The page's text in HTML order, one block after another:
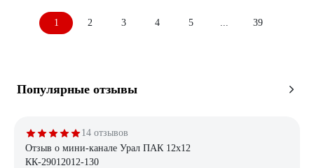
1 2 3 4 5 39
Популярные отзывы
14 отзывов
Отзыв о мини-канале Урал ПАК 12х12
КК-29012012-130